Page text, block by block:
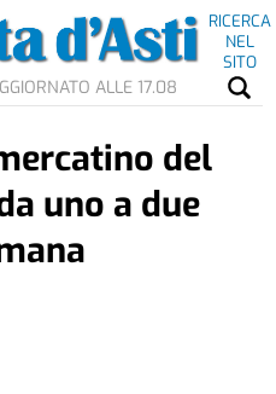
RICERCA
NEL
SITO
ALLE 17.08
del
uno a due